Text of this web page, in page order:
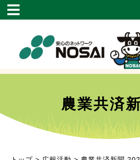
農業共済